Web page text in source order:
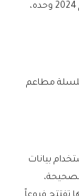
وأغلقت الشركة 631 مطعماً في الولايات المتحدة خلال عام 2024 وحده،
مطاعم
بيانات